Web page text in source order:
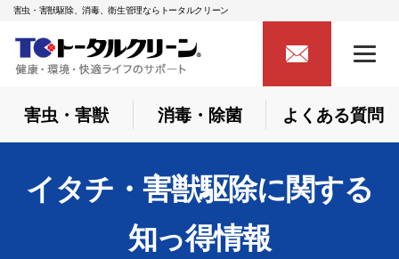
害虫・害獣駆除、消毒、衛生管理ならトータルクリーン
害虫・害獣 消毒・除菌 よくある質問
イタチ・害獣駆除に関する
知っ得情報